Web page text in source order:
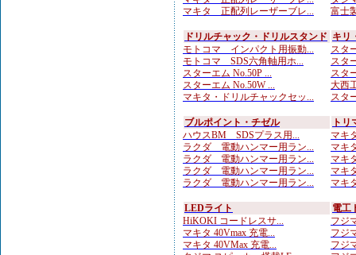
マキタ 正配列レーザーブレ...
富士
ドリルチャック・ドリルスタンド
モトコマ インパクト用振動...
モトコマ SDS六角軸用ホ...
スターエム No.50P ...
スターエム No.50W ...
マキタ・ドリルチャックセッ...
キリ
スタ
スタ
スタ
大西
スタ
ブルポイント・チゼル
ハウスBM SDSプラス用...
ラクダ 電動ハンマー用ラン...
ラクダ 電動ハンマー用ラン...
ラクダ 電動ハンマー用ラン...
ラクダ 電動ハンマー用ラン...
ト
マキ
マキ
マキ
マキ
マキ
LEDライト
HiKOKI コードレスサ...
マキタ 40Vmax 充電...
マキタ 40VMax 充電...
電工
フジ
フジ
フジ